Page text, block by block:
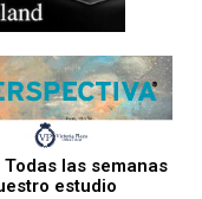
las semanas
estudio